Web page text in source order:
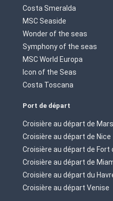
Costa Smeralda
MSC Seaside
Wonder of the seas
Symphony of the seas
MSC World Europa
Icon of the Seas
Costa Toscana
Port de départ
Croisière au départ de
Croisière au départ de Nice
Croisière au départ de Fort
Croisière au départ de
Croisière au départ du
Croisière au départ Venise